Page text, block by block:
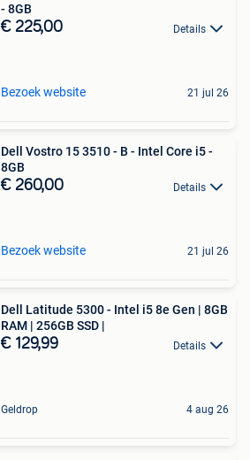
- 8GB
€ 225,00 Details
Bezoek website 21 jul 26
Dell Vostro 15 3510 - B - Intel Core i5 -
8GB
€ 260,00 Details
Bezoek website 21 jul 26
Dell Latitude 5300 - Intel i5 8e Gen | 8GB
RAM | 256GB SSD |
€ 129,99 Details
Geldrop 4 aug 26